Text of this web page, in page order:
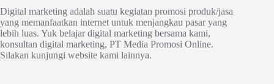
Digital marketing adalah suatu kegiatan promosi produk/jasa
yang memanfaatkan internet untuk menjangkau pasar yang
lebih luas. Yuk belajar digital marketing bersama kami,
konsultan digital marketing, PT Media Promosi Online.
Silakan kunjungi website kami lainnya.